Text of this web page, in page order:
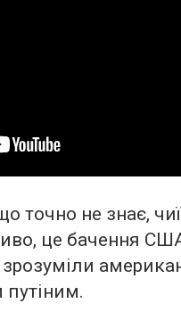
точно не знає, чиї
це бачення